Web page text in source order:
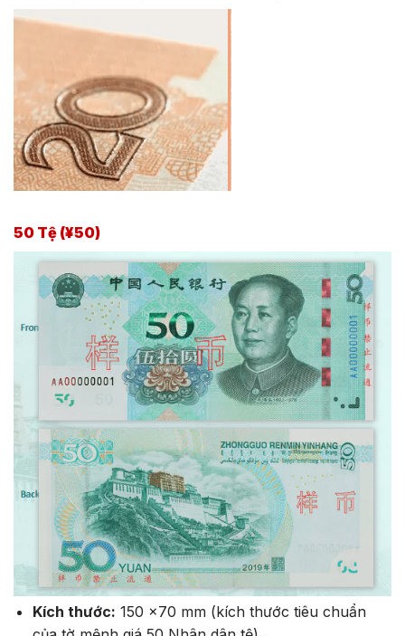
50 Tệ (¥50)
Kích thước: 150 x70 mm(kích thước tiêu chuẩn